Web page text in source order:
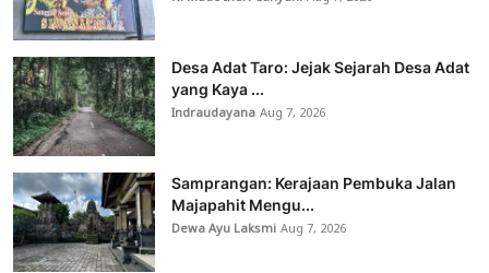
Desa Adat Taro: Jejak Sejarah Desa Adat
yang Kaya ...
IndraudayanaAug 7, 2026
Samprangan: Kerajaan Pembuka Jalan
Majapahit Mengu...
Dewa Ayu LaksmiAug 7, 2026